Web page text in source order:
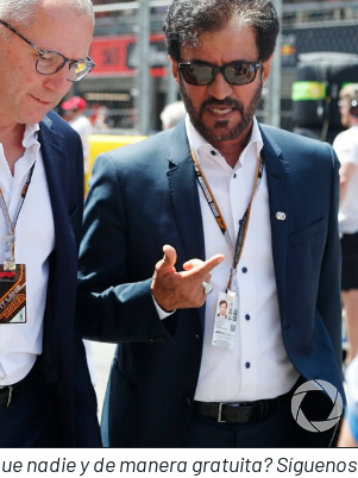
nadie y de manera gratuita? Síguenos